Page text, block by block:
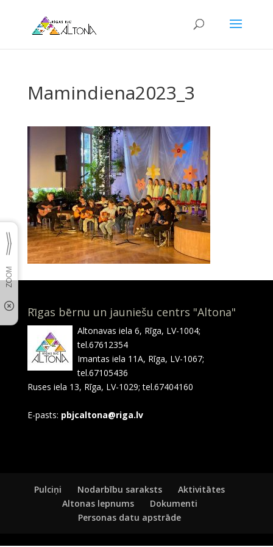
Mamindiena2023_3
Rīgas bērnu un jauniešu centrs "Altona"
Altonavas iela 6, Rīga, LV-1004;
tel.67612354
Imantas iela 11A, Rīga, LV-1067;
tel.67105436
Ruses iela 13, Rīga, LV-1029; tel.67404160
E-pasts: pbjcaltona@riga.lv
Pulciņi Nodarbību saraksts
Aktivitātes
Altonas lepnums
Dokumenti
Personas datu apstrāde